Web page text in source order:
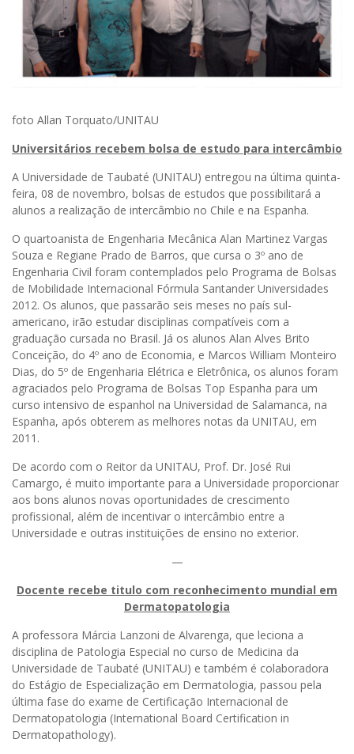
foto Allan Torquato/UNITAU
Universitários recebem bolsa de estudo para intercâmbio
A Universidade de Taubaté (UNITAU) entregou na última quinta-
feira, 08 de novembro, bolsas de estudos que possibilitará a
alunos a realização de intercâmbio no Chile e na Espanha.
O quartoanista de Engenharia Mecânica Alan Martinez Vargas
Souza e Regiane Prado de Barros, que cursa o 3º ano de
Engenharia Civil foram contemplados pelo Programa de Bolsas
de Mobilidade Internacional Fórmula Santander Universidades
2012. Os alunos, que passarão seis meses no país sul-
americano, irão estudar disciplinas compatíveis com a
graduação cursada no Brasil. Já os alunos Alan Alves Brito
Conceição, do 4º ano de Economia, e Marcos William Monteiro
Dias, do 5º de Engenharia Elétrica e Eletrônica, os alunos foram
agraciados pelo Programa de Bolsas Top Espanha para um
curso intensivo de espanhol na Universidad de Salamanca, na
Espanha, após obterem as melhores notas da UNITAU, em
2011.
De acordo com o Reitor da UNITAU, Prof. Dr. José Rui
Camargo, é muito importante para a Universidade proporcionar
aos bons alunos novas oportunidades de crescimento
profissional, além de incentivar o intercâmbio entre a
Universidade e outras instituições de ensino no exterior.
—
Docente recebe titulo com reconhecimento mundial em
Dermatopatologia
A professora Márcia Lanzoni de Alvarenga, que leciona a
disciplina de Patologia Especial no curso de Medicina da
Universidade de Taubaté (UNITAU) e também é colaboradora
do Estágio de Especialização em Dermatologia, passou pela
última fase do exame de Certificação Internacional de
Dermatopatologia (International Board Certification in
Dermatopathology).